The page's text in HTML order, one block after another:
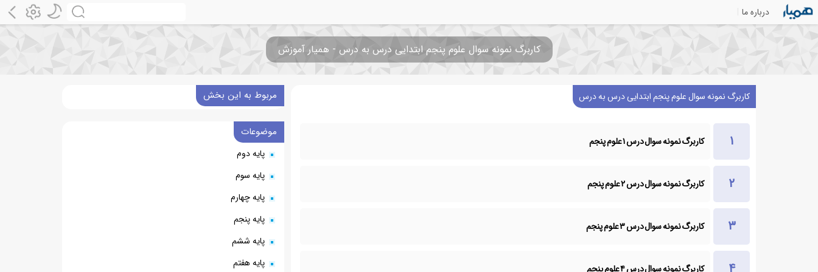
درباره ما
کاربرگ نمونه سوال علوم پنجم ابتدایی درس به درس - همیار آموزش
کاربرگ نمونه سوال علوم پنجم ابتدایی درس به درس
کاربرگ نمونه سوال درس ۱ علوم پنجم
کاربرگ نمونه سوال درس ۲ علوم پنجم
کاربرگ نمونه سوال درس ۳ علوم پنجم
کاربرگ نمونه سوال درس ۴ علوم پنجم
مربوط به این بخش
موضوعات
پایه دوم
پایه سوم
پایه چهارم
پایه پنجم
پایه ششم
پایه هفتم